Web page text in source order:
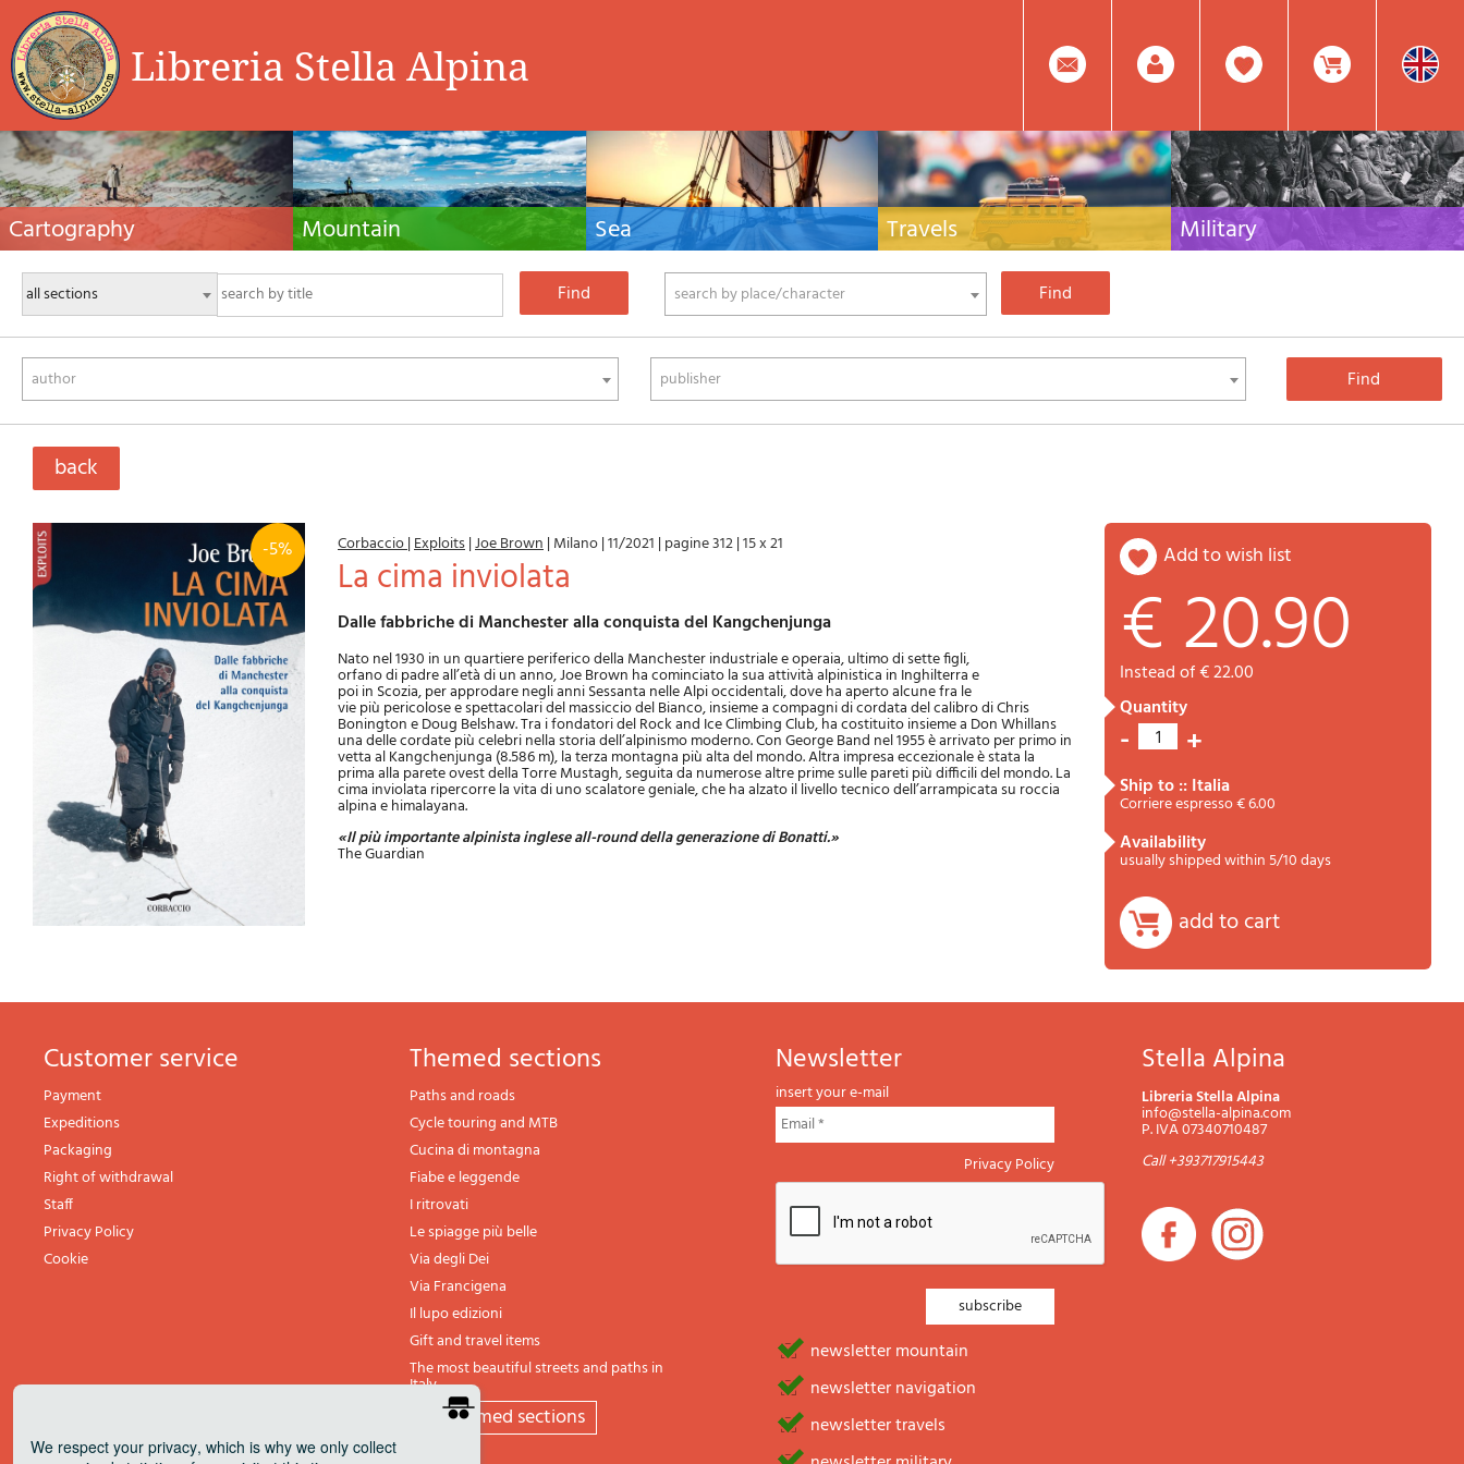
Libreria Stella Alpina 0
Item(s)
In
Cart
Summary
Facebook
Create
Cartography
Hiking maps, maps and atlases, cartography
around the world. Maps of the trails, cartography
for cyclotourism and mountain biking
Mountain
Alpine guides, hiking guides, technical manuals
for summer and winter mountaineering.
Mountain literature and filmography
Sea
Nautical manuals, nautical cartography, books
and literature for sailboat and motor
Travels
Travel guides and travel literature for Italy,
Europe and the rest of the world
Military
Collection of the best publications (books and
search by place/character
author publisher
back
-5% Corbaccio|Exploits|Joe Brown| Milano|11/2021 | pagine 312|15 x 21
La cima inviolata
Dalle fabbriche di Manchester alla conquista del Kangchenjunga
Nato nel 1930 in un quartiere periferico della Manchester industriale e operaia, ultimo di sette figli,
orfano di padre all’età di un anno, Joe Brown ha cominciato la sua attività alpinistica in Inghilterra e
poi in Scozia, per approdare negli anni Sessanta nelle Alpi occidentali, dove ha aperto alcune fra le
vie più pericolose e spettacolari del massiccio del Bianco, insieme a compagni di cordata del calibro di Chris
Bonington e Doug Belshaw. Tra i fondatori del Rock and Ice Climbing Club, ha costituito insieme a Don Whillans
una delle cordate più celebri nella storia dell’alpinismo moderno. Con George Band nel 1955 è arrivato per primo in
vetta al Kangchenjunga (8.586 m), la terza montagna più alta del mondo. Altra impresa eccezionale è stata la
prima alla parete ovest della Torre Mustagh, seguita da numerose altre prime sulle pareti più difficili del mondo. La
cima inviolata ripercorre la vita di uno scalatore geniale, che ha alzato il livello tecnico dell’arrampicata su roccia
alpina e himalayana.
«Il più importante alpinista inglese all-round della generazione di Bonatti.»
The Guardian
add to wish list
€ 20.90
instead of € 22.00
quantity
- 1 +
ship to :: Italia
Corriere espresso € 6.00
availability
usually shipped within 5/10 days
add to cart
Customer service
Payment
Expeditions
Packaging
Right of withdrawal
Staff
Privacy Policy
Cookie
themed sections
Paths and roads
Cycle touring and MTB
Cucina di montagna
Fiabe e leggende
I ritrovati
Le spiagge più belle
Via degli Dei
Via Francigena
Il lupo edizioni
Gift and travel items
The most beautiful streets and paths in
Italy
All themed sections
newsletter
insert your e-mail
Privacy Policy
newsletter mountain
newsletter navigation
newsletter travels
Stella Alpina
Libreria Stella Alpina
info@stella-alpina.com
P. IVA 07340710487
Call +393717915443
We respect your privacy, which is why we only collect